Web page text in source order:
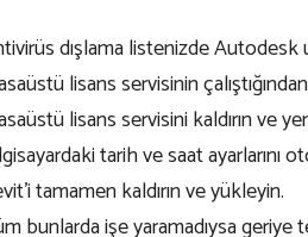
dışlama listenizde Autodesk
lisans servisinin
lisans servisinikaldırınve
tarih ve saat ayarlarını
tamamen kaldırın ve yükleyin.
bunlarda işe yaramadıysa